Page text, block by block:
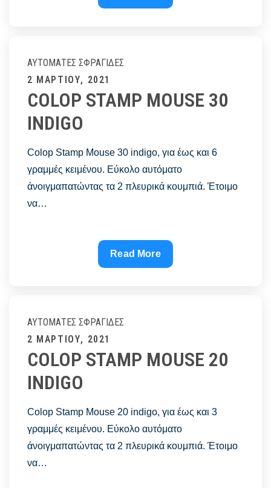
σφραγιδα
ΑΥΤΌΜΑΤΕΣ ΣΦΡΑΓΊΔΕΣ
Posted
on
2 ΜΑΡΤΊΟΥ, 2021
COLOP STAMP MOUSE 30
INDIGO
Colop Stamp Mouse 30 indigo, για έως και 6
γραμμές κειμένου. Εύκολο αυτόματο
άνοιγμαπατώντας τα 2 πλευρικά κουμπιά. Έτοιμο
να…
COLOP
STAMP
INDIGO
Read More
ΑΥΤΌΜΑΤΕΣ ΣΦΡΑΓΊΔΕΣ
Posted
on
2 ΜΑΡΤΊΟΥ, 2021
COLOP STAMP MOUSE 20
INDIGO
Colop Stamp Mouse 20 indigo, για έως και 3
γραμμές κειμένου. Εύκολο αυτόματο
άνοιγμαπατώντας τα 2 πλευρικά κουμπιά. Έτοιμο
να…